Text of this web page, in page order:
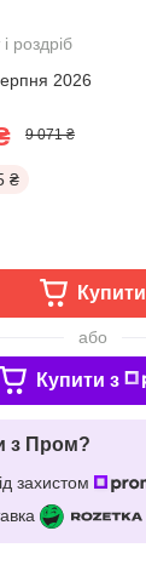
роздріб
2026
9 071 ₴
₴
Купити
або
Купити з
з Пром?
захистом